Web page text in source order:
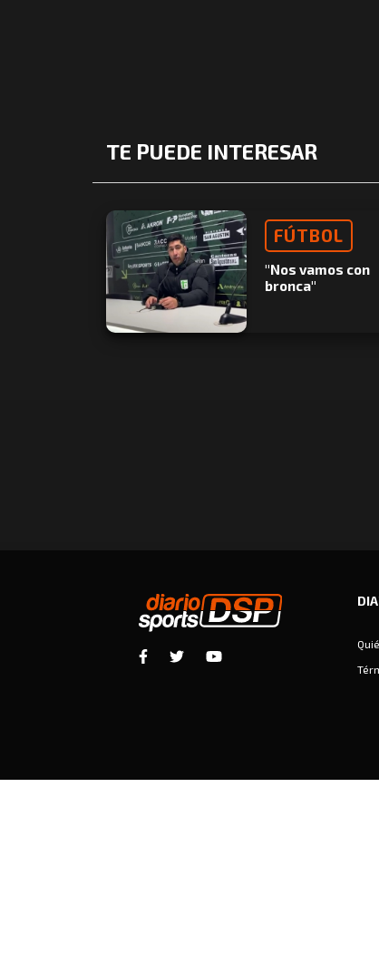
TE PUEDE INTERESAR
FÚTBOL
"Nos vamos con
bronca"